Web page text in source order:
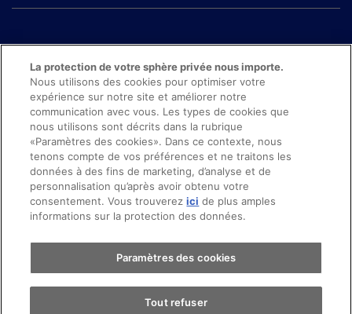
© 2024 Copyright movon AG
La protection de votre sphère privée nous importe.
Nous utilisons des cookies pour optimiser votre
expérience sur notre site et améliorer notre
communication avec vous. Les types de cookies que
nous utilisons sont décrits dans la rubrique
«Paramètres des cookies». Dans ce contexte, nous
tenons compte de vos préférences et ne traitons les
données à des fins de marketing, d’analyse et de
personnalisation qu’après avoir obtenu votre
consentement. Vous trouverezici de plus amples
informations sur la protection des données.
Paramètres des cookies
Tout refuser